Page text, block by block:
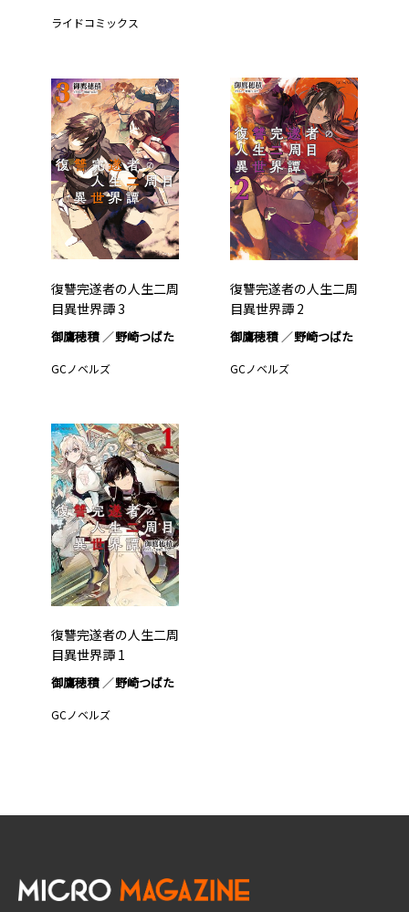
ライドコミックス
復讐完遂者の人生二周
目異世界譚 3
御鷹穂積 野崎つばた
GCノベルズ
復讐完遂者の人生二周
目異世界譚 2
御鷹穂積 野崎つばた
GCノベルズ
復讐完遂者の人生二周
目異世界譚 1
御鷹穂積 野崎つばた
GCノベルズ